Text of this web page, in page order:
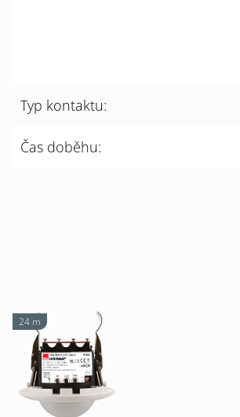
Typ kontaktu:
Čas doběhu:
24 m